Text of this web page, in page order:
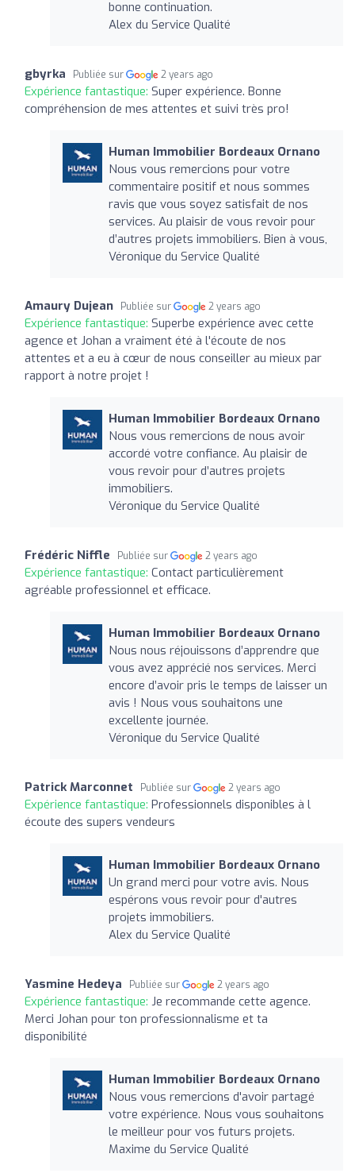
bonne continuation.
Alex du Service Qualité
gbyrka Publiée sur 2 years ago
Expérience fantastique: Super expérience. Bonne
compréhension de mes attentes et suivi très pro!
Human Immobilier Bordeaux Ornano
Nous vous remercions pour votre
commentaire positif et nous sommes
ravis que vous soyez satisfait de nos
services. Au plaisir de vous revoir pour
d’autres projets immobiliers. Bien à vous,
Véronique du Service Qualité
Amaury Dujean Publiée sur 2 years ago
Expérience fantastique: Superbe expérience avec cette
agence et Johan a vraiment été à l'écoute de nos
attentes et a eu à cœur de nous conseiller au mieux par
rapport à notre projet !
Human Immobilier Bordeaux Ornano
Nous vous remercions de nous avoir
accordé votre confiance. Au plaisir de
vous revoir pour d’autres projets
immobiliers.
Véronique du Service Qualité
Frédéric Niffle Publiée sur 2 years ago
Expérience fantastique: Contact particulièrement
agréable professionnel et efficace.
Human Immobilier Bordeaux Ornano
Nous nous réjouissons d’apprendre que
vous avez apprécié nos services. Merci
encore d’avoir pris le temps de laisser un
avis ! Nous vous souhaitons une
excellente journée.
Véronique du Service Qualité
Patrick Marconnet Publiée sur 2 years ago
Expérience fantastique: Professionnels disponibles à l
écoute des supers vendeurs
Human Immobilier Bordeaux Ornano
Un grand merci pour votre avis. Nous
espérons vous revoir pour d'autres
projets immobiliers.
Alex du Service Qualité
Yasmine Hedeya Publiée sur 2 years ago
Expérience fantastique: Je recommande cette agence.
Merci Johan pour ton professionnalisme et ta
disponibilité
Human Immobilier Bordeaux Ornano
Nous vous remercions d'avoir partagé
votre expérience. Nous vous souhaitons
le meilleur pour vos futurs projets.
Maxime du Service Qualité